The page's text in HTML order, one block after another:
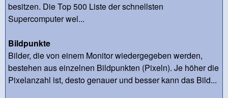
besitzen. Die Top 500 Liste der schnellsten
Supercomputer wel...
Bildpunkte
Bilder, die von einem Monitor wiedergegeben werden,
bestehen aus einzelnen Bildpunkten (Pixeln). Je höher die
Pixelanzahl ist, desto genauer und besser kann das Bild...